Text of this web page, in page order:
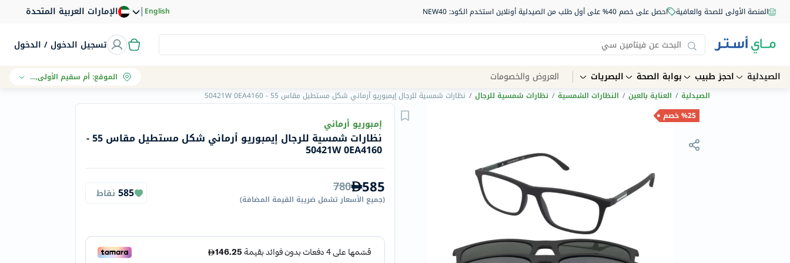
المنصة الأولى للصحة والعافية احصل على خصم 40% على أول طلب من الصيدلية أونلاين استخدم الكود: NEW40 الإمارات العربية المتحدة |English
تسجيل الدخول / الدخول
Navigation
الصيدلية
الماركات
Humantara
carroten
Roche
الصيدلية احجز طبيب بوابة الصحة البصريات العروض والخصومات الموقع:أم سقيم الأولى, دبي
الصيدلية / العناية بالعين / النظارات الشمسية / نظارات شمسية للرجال / نظارات شمسية للرجال إيمبوريو أرماني شكل مستطيل مقاس 55 - 50421W 0EA4160
%25 خصم
إمبوريو أرماني
نظارات شمسية للرجال إيمبوريو أرماني شكل مستطيل مقاس 55 -
50421W 0EA4160
585
780
(جميع الأسعار تشمل ضريبة القيمة المضافة)
585 نقاط